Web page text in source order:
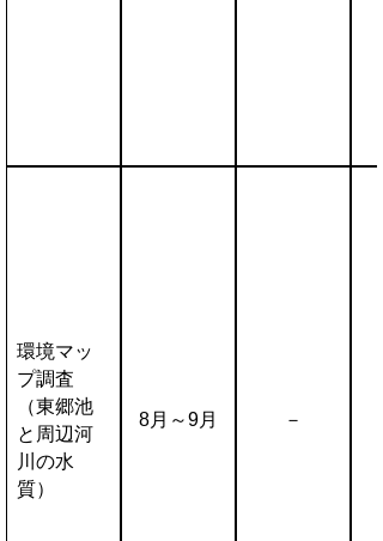
環境マッ
プ調査
（東郷池
と周辺河
川の水
質）
8月～9月 －